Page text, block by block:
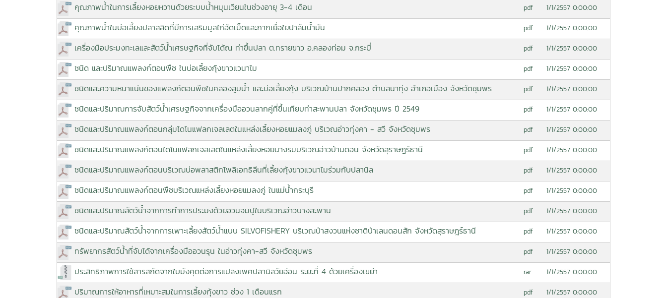
คุณภาพน้ำในการเลี้ยงหอยหวานด้วยระบบน้ำหมุนเวียนในช่วงอายุ 3-4 เดือน pdf 1/1/2557 0:00:00
คุณภาพน้ำในบ่อเลี้ยงปลาสลิดที่มีการเสริมมูลไก่อัดเม็ดและกากเยื่อใยปาล์มน้ำมัน pdf 1/1/2557 0:00:00
เครื่องมือประมงทะเลและสัตว์น้ำเศรษฐกิจที่จับได้ณ ท่าขึ้นปลา ต.ทรายขาว อ.คลองท่อม จ.กระบี่ pdf 1/1/2557 0:00:00
ชนิด และปริมาณแพลงก์ตอนพืช ในบ่อเลี้ยงกุ้งขาวแวนาไม pdf 1/1/2557 0:00:00
ชนิดและความหนาแน่นของแพลงก์ตอนพืชในคลองสูบน้ำ และบ่อเลี้ยงกุ้ง บริเวณบ้านปากคลอง ตำบลนาทุ่ง อำเภอเมือง จังหวัดชุมพร pdf 1/1/2557 0:00:00
ชนิดและปริมาณการจับสัตว์น้ำเศรษฐกิจจากเครื่องมืออวนลากคู่ที่ขึ้นเทียบท่าสะพานปลา จังหวัดชุมพร ปี 2549 pdf 1/1/2557 0:00:00
ชนิดและปริมาณแพลงก์ตอนกลุ่มไดโนแฟลกเจลเลตในแหล่งเลี้ยงหอยแมลงภู่ บริเวณอ่าวทุ่งคา - สวี จังหวัดชุมพร pdf 1/1/2557 0:00:00
ชนิดและปริมาณแพลงก์ตอนไดโนแฟลกเจลเลตในแหล่งเลี้ยงหอยนางรมบริเวณอ่าวบ้านดอน จังหวัดสุราษฎร์ธานี pdf 1/1/2557 0:00:00
ชนิดและปริมาณแพลงก์ตอนบริเวณบ่อพลาสติกโพลิเอทธิลีนที่เลี้ยงกุ้งขาวแวนาไมร่วมกับปลานิล pdf 1/1/2557 0:00:00
ชนิดและปริมาณแพลงก์ตอนพืชบริเวณแหล่งเลี้ยงหอยแมลงภู่ ในแม่น้ำกระบุรี pdf 1/1/2557 0:00:00
ชนิดและปริมาณสัตว์น้ำจากการทำการประมงด้วยอวนจมปูในบริเวณอ่าวบางสะพาน pdf 1/1/2557 0:00:00
ชนิดและปริมาณสัตว์น้ำจากการเพาะเลี้ยงสัตว์น้ำแบบ SILVOFISHERY บริเวณป่าสงวนแห่งชาติป่าเลนดอนสัก จังหวัดสุราษฎร์ธานี pdf 1/1/2557 0:00:00
ทรัพยากรสัตว์น้ำที่จับได้จากเครื่องมืออวนรุน ในอ่าวทุ่งคา-สวี จังหวัดชุมพร pdf 1/1/2557 0:00:00
ประสิทธิภาพการใช้สารสกัดจากใบมังคุดต่อการแปลงเพศปลานิลวัยอ่อน ระยะที่ 4 ด้วยเครื่องเขย่า rar 1/1/2557 0:00:00
ปริมาณการให้อาหารที่เหมาะสมในการเลี้ยงกุ้งขาว ช่วง 1 เดือนแรก pdf 1/1/2557 0:00:00